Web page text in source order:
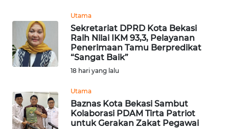
Utama
Sekretariat DPRD Kota Bekasi
Raih Nilai IKM 93,3, Pelayanan
Penerimaan Tamu Berpredikat
“Sangat Baik”
18 hari yang lalu
Utama
Baznas Kota Bekasi Sambut
Kolaborasi PDAM Tirta Patriot
untuk Gerakan Zakat Pegawai
TEBING
TINGGI
WN
WN
KARAWANG